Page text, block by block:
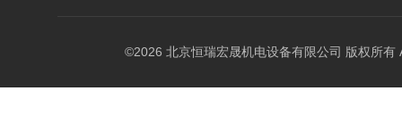
©2026 北京恒瑞宏晟机电设备有限公司 版权所有